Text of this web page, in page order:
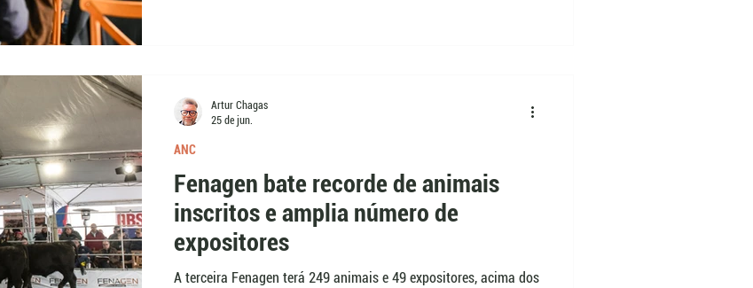
Fenagen bate recorde de animais
inscritos e amplia número de
expositores
A terceira Fenagen terá 249 animais e 49 expositores, acima dos
ANC
Artur Chagas
25 de jun.